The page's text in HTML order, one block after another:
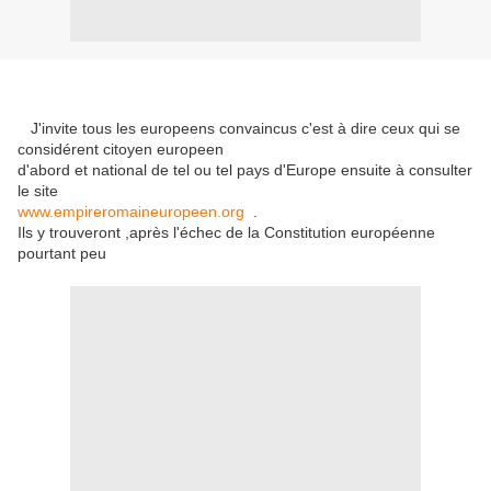
J'invite tous les europeens convaincus c'est à dire ceux qui se
considérent citoyen europeen
d'abord et national de tel ou tel pays d'Europe ensuite à consulter
le site
www.empireromaineuropeen.org
Ils y trouveront ,après l'échec de la Constitution européenne
pourtant peu